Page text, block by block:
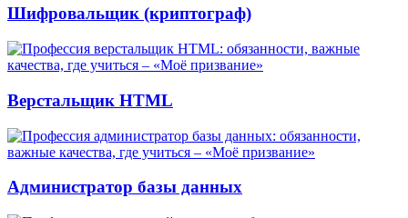
Шифровальщик (криптограф)
Верстальщик HTML
Администратор базы данных